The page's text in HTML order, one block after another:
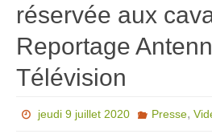
réservée aux
Reportage
Télévision
jeudi 9 juillet 2020 Presse,